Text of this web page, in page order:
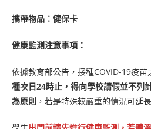
攜帶物品：健保卡
健康監測注意事項：
依據教育部公告，接種COVID-19疫苗
種次日24時止，得向學校請假並不列
為原則 ，若是特殊較嚴重的情況可延